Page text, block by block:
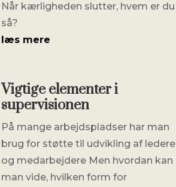
Når kærligheden slutter, hvem er du
så?
læs mere
Vigtige elementer i
supervisionen
På mange arbejdspladser har man
brug for støtte til udvikling af ledere
og medarbejdere Men hvordan kan
man vide, hvilken form for